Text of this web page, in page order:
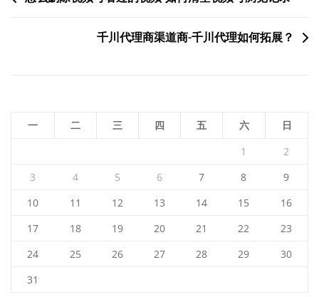
千川代理商渠道商-千川代理如何拓展？
一 二 三 四 五 六
日
1
2
3
4 5 6 7 8
9
10
11 12 13 14 15
16
17
18 19 20 21 22
23
24
25 26 27 28 29
30
31